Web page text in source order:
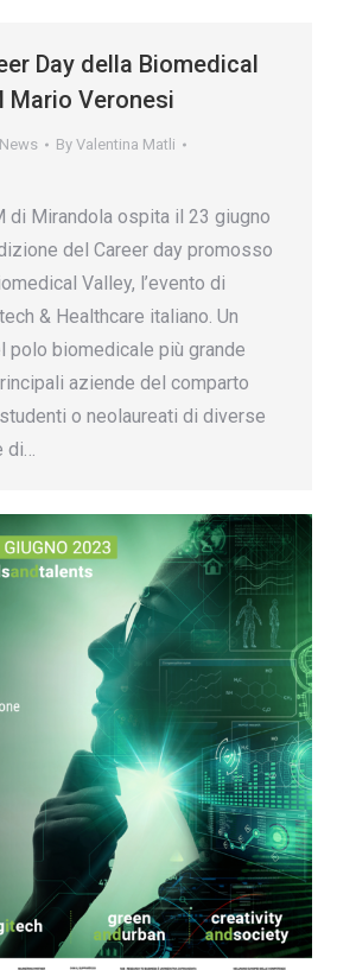
Day della Biomedical
Mario Veronesi
News By Valentina Matli
di Mirandola ospita il 23 giugno
del Career day promosso
Valley, l’evento di
& Healthcare italiano. Un
polo biomedicale più grande
aziende del comparto
o neolaureati di diverse
di…